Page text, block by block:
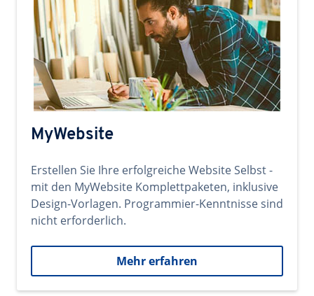
MyWebsite
Erstellen Sie Ihre erfolgreiche Website Selbst -
mit den MyWebsite Komplettpaketen, inklusive
Design-Vorlagen. Programmier-Kenntnisse sind
nicht erforderlich.
Mehr erfahren